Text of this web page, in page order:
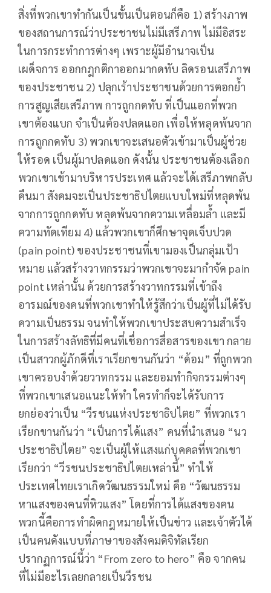
สิ่งที่พวกเขาทำกันเป็นขั้นเป็นตอนก็คือ 1) สร้างภาพ
ของสถานการณ์ว่าประชาชนไม่มีเสรีภาพ ไม่มีอิสระ
ในการกระทำการต่างๆ เพราะผู้มีอำนาจเป็น
เผด็จการ ออกกฎกติกาออกมากดทับ ลิดรอนเสรีภาพ
ของประชาชน 2) ปลุกเร้าประชาชนด้วยการตอกย้ำ
การสูญเสียเสรีภาพ การถูกกดทับ ที่เป็นแอกที่พวก
เขาต้องแบก จำเป็นต้องปลดแอก เพื่อให้หลุดพ้นจาก
การถูกกดทับ 3) พวกเขาจะเสนอตัวเข้ามาเป็นผู้ช่วย
ให้รอด เป็นผู้มาปลดแอก ดังนั้น ประชาชนต้องเลือก
พวกเขาเข้ามาบริหารประเทศ แล้วจะได้เสรีภาพกลับ
คืนมา สังคมจะเป็นประชาธิปไตยแบบใหม่ที่หลุดพ้น
จากการถูกกดทับ หลุดพ้นจากความเหลื่อมล้ำ และมี
ความทัดเทียม 4) แล้วพวกเขาก็ศึกษาจุดเจ็บปวด
(pain point) ของประชาชนที่เขามองเป็นกลุ่มเป้า
หมาย แล้วสร้างวาทกรรมว่าพวกเขาจะมากำจัด pain
point เหล่านั้น ด้วยการสร้างวาทกรรมที่เข้าถึง
อารมณ์ของคนที่พวกเขาทำให้รู้สึกว่าเป็นผู้ที่ไม่ได้รับ
ความเป็นธรรม จนทำให้พวกเขาประสบความสำเร็จ
ในการสร้างลัทธิที่มีคนที่เชื่อการสื่อสารของเขา กลาย
เป็นสาวกผู้ภักดีที่เราเรียกขานกันว่า “ด้อม” ที่ถูกพวก
เขาครอบงำด้วยวาทกรรม และยอมทำกิจกรรมต่างๆ
ที่พวกเขาเสนอแนะให้ทำ ใครทำก็จะได้รับการ
ยกย่องว่าเป็น “วีรชนแห่งประชาธิปไตย” ที่พวกเรา
เรียกขานกันว่า “เป็นการได้แสง” คนที่นำเสนอ “นว
ประชาธิปไตย” จะเป็นผู้ให้แสงแก่บุคคลที่พวกเขา
เรียกว่า “วีรชนประชาธิปไตยเหล่านี้” ทำให้
ประเทศไทยเราเกิดวัฒนธรรมใหม่ คือ “วัฒนธรรม
หาแสงของคนที่หิวแสง” โดยที่การได้แสงของคน
พวกนี้คือการทำผิดกฎหมายให้เป็นข่าว และเจ้าตัวได้
เป็นคนดังแบบที่ภาษาของสังคมดิจิทัลเรียก
ปรากฏการณ์นี้ว่า “From zero to hero” คือ จากคน
ที่ไม่มีอะไรเลยกลายเป็นวีรชน